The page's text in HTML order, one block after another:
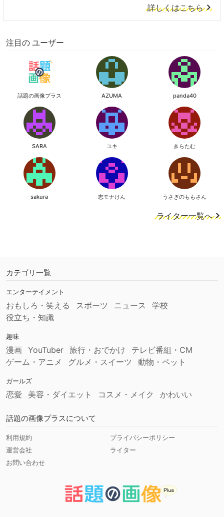
詳しくはこちら
注目の ユーザー
話題の画像プラス AZUMA panda40
SARA ユキ きらたむ
sakura 志モナけん うさぎのももさん
ライター一覧へ
カテゴリ一覧
エンターテイメント
おもしろ・笑える スポーツ ニュース
学校
役立ち・知識
趣味
漫画 YouTuber 旅行・おでかけ
テレビ番組・CM
ゲーム・アニメ
グルメ・スイーツ 動物・ペット
ガールズ
恋愛 美容・ダイエット コスメ・メイク かわいい
話題の画像プラスについて
利用規約
プライバシーポリシー
運営会社
ライター
お問い合わせ